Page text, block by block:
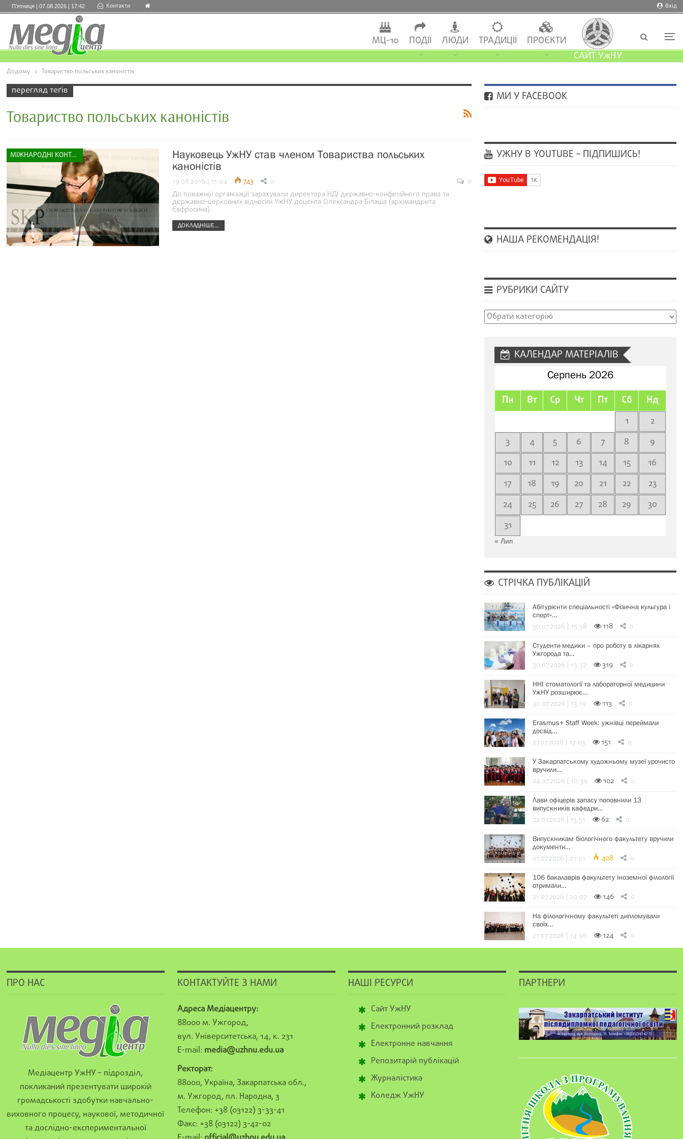
Вхід
П’ятниця | 07.08.2026 | 17:42 Контакти
МЦ-10 ПОДІЇ ЛЮДИ ТРАДИЦІЇ
ПРОЄКТИ
САЙТ УжНУ
Додому Товариство польських каноністів
перегляд теґів
Товариство польських каноністів
МІЖНАРОДНІ КОНТАКТИ
Науковець УжНУ став членом Товариства польських
каноністів
19.08.2016 | 11:04 743 0
0
До поважної організації зарахували директора НДІ державно-конфесійного права та
державно-церковних відносин УжНУ доцента Олександра Білаша (архімандрита
Євфросина)
ДОКЛАДНІШЕ...
МИ У FACEBOOK
УЖНУ В YOUTUBE – ПІДПИШИСЬ!
НАША РЕКОМЕНДАЦІЯ!
РУБРИКИ САЙТУ
Рубрики
КАЛЕНДАР МАТЕРІАЛІВ
Серпень 2026
Пн Вт Ср Чт Пт Сб Нд
1
2
3
4 5 6 7 8
9
10
11 12 13 14 15
16
17
18 19 20 21 22
23
24
25 26 27 28 29
30
31
« Лип
СТРІЧКА ПУБЛІКАЦІЙ
Абітурієнти спеціальності «Фізична культура і
спорт»…
30.07.2026 | 15:38 118 0
Студенти-медики – про роботу в лікарнях
Ужгорода та…
30.07.2026 | 13:37 319 0
ННІ стоматології та лабораторної медицини
УжНУ розширює…
30.07.2026 | 13:19 113 0
Erasmus+ Staff Week: ужнівці переймали
досвід…
27.07.2026 | 17:03 151 0
У Закарпатському художньому музеї урочисто
вручили…
24.07.2026 | 10:39 102 0
Лави офіцерів запасу поповнили 13
випускників кафедри…
22.07.2026 | 15:51 62 0
Випускникам біологічного факультету вручили
документи…
21.07.2026 | 21:01 408 0
106 бакалаврів факультету іноземної філології
отримали…
21.07.2026 | 20:07 146 0
На філологічному факультеті дипломували
своїх…
21.07.2026 | 14:06 124 0
ПРО НАС
Медіацентр УжНУ – підрозділ,
покликаний презентувати широкій
громадськості здобутки навчально-
виховного процесу, наукової, методичної
та дослідно-експериментальної
КОНТАКТУЙТЕ З НАМИ
Адреса Медіацентру:
88000 м. Ужгород,
вул. Університетська, 14, к. 231
E-mail: media@uzhnu.edu.ua
Ректорат:
88000, Україна, Закарпатська обл.,
м. Ужгород, пл. Народна, 3
Телефон: +38 (03122) 3-33-41
Факс: +38 (03122) 3-42-02
НАШІ РЕСУРСИ
Сайт УжНУ
Електронний розклад
Електронне навчання
Репозитарій публікацій
Журналістика
Коледж УжНУ
ПАРТНЕРИ